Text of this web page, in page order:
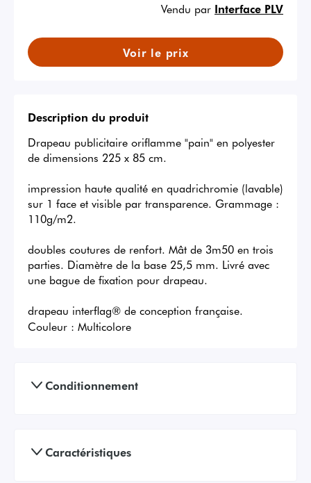
Vendu par Interface PLV
Voir le prix
Description du produit
Drapeau publicitaire oriflamme "pain" en polyester
de dimensions 225 x 85 cm.
impression haute qualité en quadrichromie (lavable)
sur 1 face et visible par transparence. Grammage :
110g/m2.
doubles coutures de renfort. Mât de 3m50 en trois
parties. Diamètre de la base 25,5 mm. Livré avec
une bague de fixation pour drapeau.
drapeau interflag® de conception française.
Couleur : Multicolore
Conditionnement
Caractéristiques